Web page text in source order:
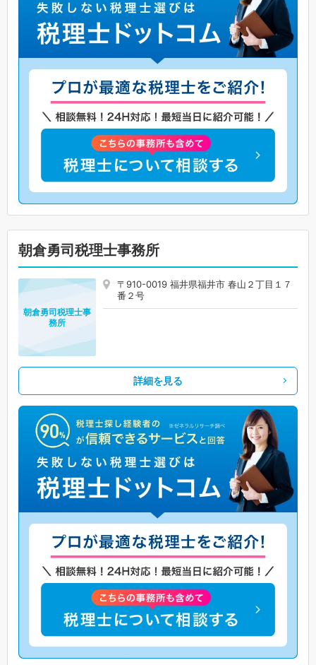
朝倉勇司税理士事務所
〒910-0019 福井県福井市 春山２丁目１７
番２号
朝倉勇司税理士事
務所
詳細を見る